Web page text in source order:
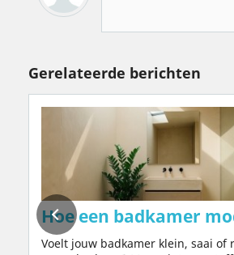
Gerelateerde berichten
– natuurlijk, zonder
Hoe een badkamer
Voelt jouw badkamer klein, saai of